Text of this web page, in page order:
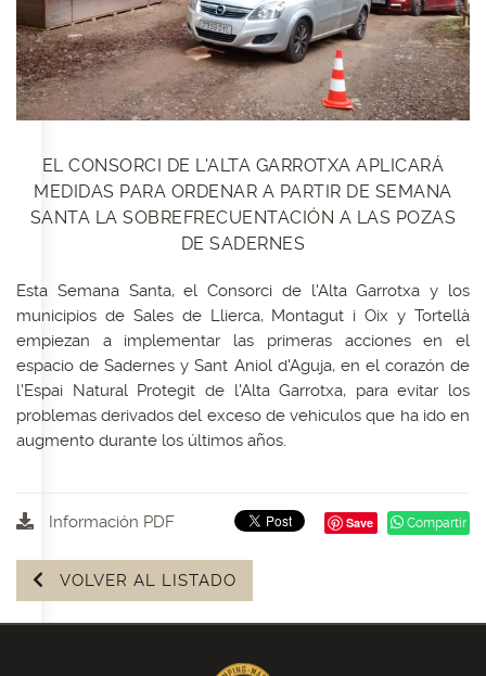
EL CONSORCI DE L'ALTA GARROTXA APLICARÁ
MEDIDAS PARA ORDENAR A PARTIR DE SEMANA
SANTA LA SOBREFRECUENTACIÓN A LAS POZAS
DE SADERNES
Esta Semana Santa, el Consorci de l'Alta Garrotxa y los
municipios de Sales de Llierca, Montagut i Oix y Tortellà
empiezan a implementar las primeras acciones en el
espacio de Sadernes y Sant Aniol d'Aguja, en el corazón de
l'Espai Natural Protegit de l'Alta Garrotxa, para evitar los
problemas derivados del exceso de vehiculos que ha ido en
augmento durante los últimos años.
Información PDF Save Compartir
VOLVER AL LISTADO